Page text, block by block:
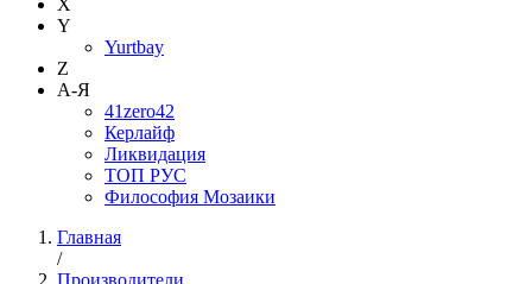
Y
Yurtbay
Z
А-Я
41zero42
Керлайф
Ликвидация
ТОП РУС
Философия Мозаики
Главная
/
Производители